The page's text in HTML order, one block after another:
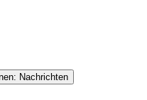
Nachrichten